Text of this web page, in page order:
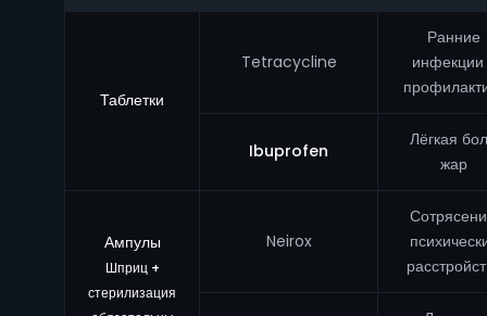
Таблетки
Tetracycline
Ранние
инфекции
Ibuprofen
Лёгкая
жар
Ампулы
Шприц +
стерилизация
Neirox